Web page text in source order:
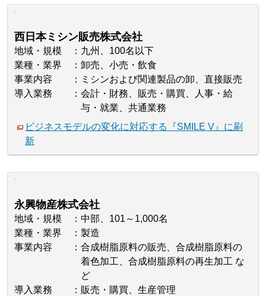
西日本ミシン販売株式会社
地域・規模
九州、100名以下
業種・業界
卸売、小売・飲食
事業内容
ミシンおよび関連製品の卸、直接販売
導入業務
会計・財務、販売・購買、人事・給
与・就業、共通業務
ビジネスモデルの変化に対応する『SMILE V』に刷
新
永興物産株式会社
地域・規模
中部、101～1,000名
業種・業界
製造
事業内容
合成樹脂原料の販売、合成樹脂原料の
着色加工、合成樹脂原料の再生加工 な
ど
導入業務
販売・購買、生産管理